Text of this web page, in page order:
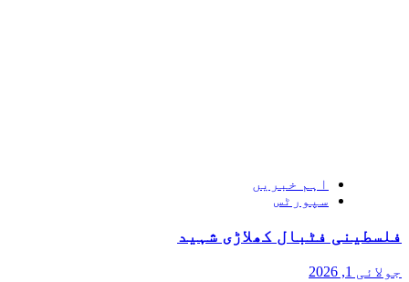
اہم خبریں
سپورٹس
فلسطینی فٹبال کھلاڑی شہید
جولائی 1, 2026